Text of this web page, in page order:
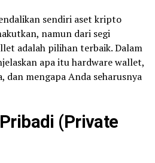
sendiri aset kripto
namun dari segi
adalah pilihan terbaik. Dalam
apa itu hardware wallet,
dan mengapa Anda seharusnya
(Private